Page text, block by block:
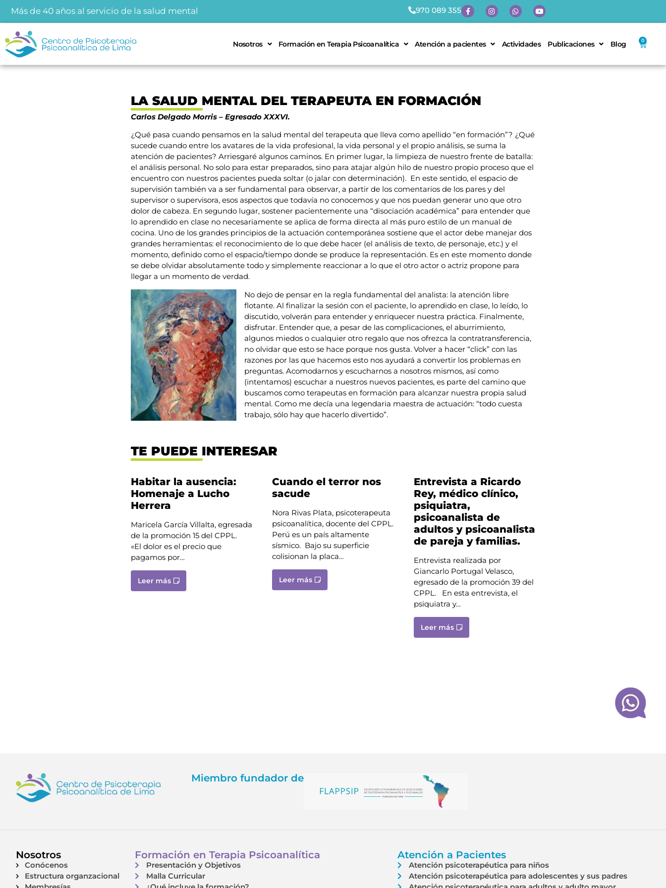
Más de 40 años al servicio de la salud mental 970 089 355
Nosotros Formación en Terapia Psicoanalítica Atención a pacientes Actividades Publicaciones Blog 0
LA SALUD MENTAL DEL TERAPEUTA EN FORMACIÓN
Carlos Delgado Morris – EgresadoXXXVI.
¿Qué pasa cuando pensamos en la salud mental del terapeuta que lleva como apellido “en formación”? ¿Qué
sucede cuando entre los avatares de la vida profesional, la vida personal y el propio análisis, se suma la
atención de pacientes? Arriesgaré algunos caminos. En primer lugar, la limpieza de nuestro frente de batalla:
el análisis personal. No solo para estar preparados, sino para atajar algún hilo de nuestro propio proceso que el
encuentro con nuestros pacientes pueda soltar (o jalar con determinación). En este sentido, el espacio de
supervisión también va a ser fundamental para observar, a partir de los comentarios de los pares y del
supervisor o supervisora, esos aspectos que todavía no conocemos y que nos puedan generar uno que otro
dolor de cabeza. En segundo lugar, sostener pacientemente una “disociación académica” para entender que
lo aprendido en clase no necesariamente se aplica de forma directa al más puro estilo de un manual de
cocina. Uno de los grandes principios de la actuación contemporánea sostiene que el actor debe manejar dos
grandes herramientas: el reconocimiento de lo que debe hacer (el análisis de texto, de personaje, etc.) y el
momento, definido como el espacio/tiempo donde se produce la representación. Es en este momento donde
se debe olvidar absolutamente todo y simplemente reaccionar a lo que el otro actor o actriz propone para
llegar a un momento de verdad.
No dejo de pensar en la regla fundamental del analista: la atención libre
flotante. Al finalizar la sesión con el paciente, lo aprendido en clase, lo leído, lo
discutido, volverán para entender y enriquecer nuestra práctica. Finalmente,
disfrutar. Entender que, a pesar de las complicaciones, el aburrimiento,
algunos miedos o cualquier otro regalo que nos ofrezca la contratransferencia,
no olvidar que esto se hace porque nos gusta. Volver a hacer “click” con las
razones por las que hacemos esto nos ayudará a convertir los problemas en
preguntas. Acomodarnos y escucharnos a nosotros mismos, así como
(intentamos) escuchar a nuestros nuevos pacientes, es parte del camino que
buscamos como terapeutas en formación para alcanzar nuestra propia salud
mental. Como me decía una legendaria maestra de actuación: “todo cuesta
trabajo, sólo hay que hacerlo divertido”.
TE PUEDE INTERESAR
Habitar la ausencia:
Homenaje a Lucho
Herrera
Maricela García Villalta, egresada
de la promoción 15 del CPPL.
«El dolor es el precio que
pagamos por…
Leer más
Cuando el terror nos
sacude
Nora Rivas Plata, psicoterapeuta
psicoanalítica, docente del CPPL.
Perú es un país altamente
sísmico. Bajo su superficie
colisionan la placa…
Leer más
Entrevista a Ricardo
Rey, médico clínico,
psiquiatra,
psicoanalista de
adultos y psicoanalista
de pareja y familias.
Entrevista realizada por
Giancarlo Portugal Velasco,
egresado de la promoción 39 del
CPPL. En esta entrevista, el
psiquiatra y…
Leer más
Miembro fundador de
Nosotros
Conócenos
Estructura organzacional
Formación en Terapia Psicoanalítica
Presentación y Objetivos
Malla Curricular
Atención a Pacientes
Atención psicoterapéutica para niños
Atención psicoterapéutica para adolescentes y sus padres